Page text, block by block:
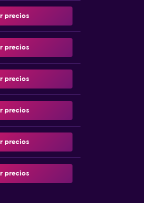
precios
precios
precios
precios
precios
precios